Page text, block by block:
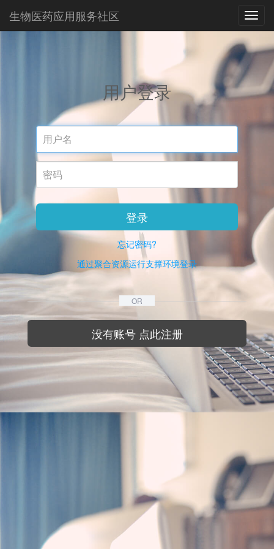
生物医药应用服务社区
用户登录
Username
Password
登录
忘记密码?
通过聚合资源运行支撑环境登录
OR
没有账号 点此注册